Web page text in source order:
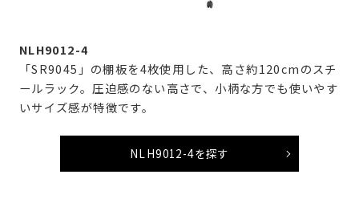
NLH9012-4
「SR9045」の棚板を4枚使用した、高さ約120cmのスチ
ールラック。圧迫感のない高さで、小柄な方でも使いやす
いサイズ感が特徴です。
NLH9012-4を探す